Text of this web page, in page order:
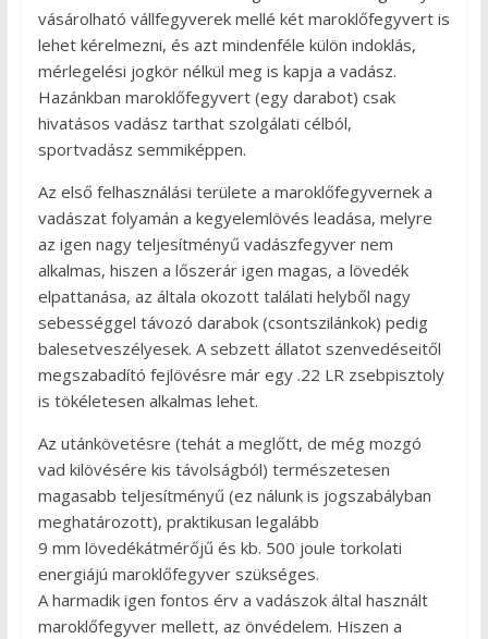
vásárolható vállfegyverek mellé két maroklőfegyvert is
lehet kérelmezni, és azt mindenféle külön indoklás,
mérlegelési jogkör nélkül meg is kapja a vadász.
Hazánkban maroklőfegyvert (egy darabot) csak
hivatásos vadász tarthat szolgálati célból,
sportvadász semmiképpen.
Az első felhasználási területe a maroklőfegyvernek a
vadászat folyamán a kegyelemlövés leadása, melyre
az igen nagy teljesítményű vadászfegyver nem
alkalmas, hiszen a lőszerár igen magas, a lövedék
elpattanása, az általa okozott találati helyből nagy
sebességgel távozó darabok (csontszilánkok) pedig
balesetveszélyesek. A sebzett állatot szenvedéseitől
megszabadító fejlövésre már egy .22 LR zsebpisztoly
is tökéletesen alkalmas lehet.
Az utánkövetésre (tehát a meglőtt, de még mozgó
vad kilövésére kis távolságból) természetesen
magasabb teljesítményű (ez nálunk is jogszabályban
meghatározott), praktikusan legalább
9 mm lövedékátmérőjű és kb. 500 joule torkolati
energiájú maroklőfegyver szükséges.
A harmadik igen fontos érv a vadászok által használt
maroklőfegyver mellett, az önvédelem. Hiszen a